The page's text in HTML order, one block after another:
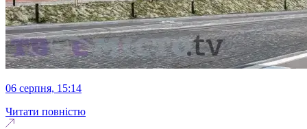
06 серпня, 15:14
Читати повністю